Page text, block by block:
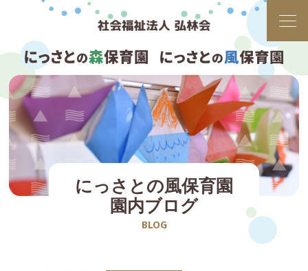
にっさとの風保育園
園内ブログ
BLOG